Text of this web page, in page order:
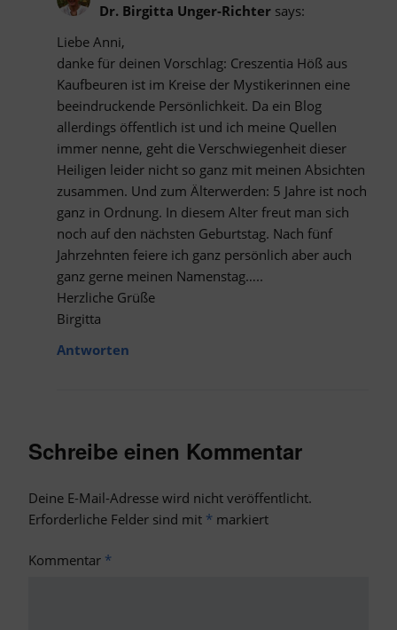
Dr. Birgitta Unger-Richter says:
Liebe Anni,
danke für deinen Vorschlag: Creszentia Höß aus
Kaufbeuren ist im Kreise der Mystikerinnen eine
beeindruckende Persönlichkeit. Da ein Blog
allerdings öffentlich ist und ich meine Quellen
immer nenne, geht die Verschwiegenheit dieser
Heiligen leider nicht so ganz mit meinen Absichten
zusammen. Und zum Älterwerden: 5 Jahre ist noch
ganz in Ordnung. In diesem Alter freut man sich
noch auf den nächsten Geburtstag. Nach fünf
Jahrzehnten feiere ich ganz persönlich aber auch
ganz gerne meinen Namenstag…..
Herzliche Grüße
Birgitta
Antworten
Schreibe einen Kommentar
Deine E-Mail-Adresse wird nicht veröffentlicht.
Erforderliche Felder sind mit * markiert
Kommentar *